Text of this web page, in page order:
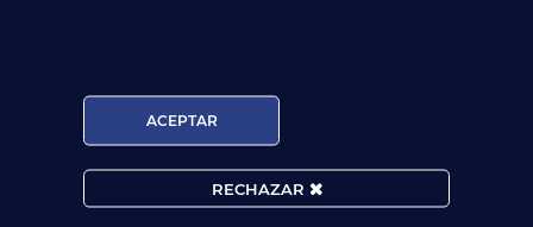
ACEPTAR
RECHAZAR